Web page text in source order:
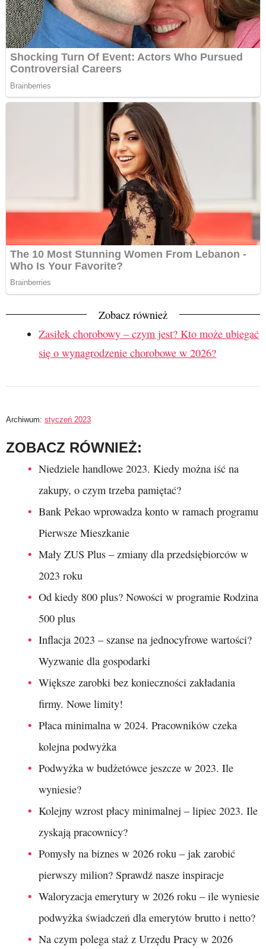
Zobacz również
Zasiłek chorobowy – czym jest? Kto może ubiegać
się o wynagrodzenie chorobowe w 2026?
Archiwum: styczeń 2023
ZOBACZ RÓWNIEŻ:
Niedziele handlowe 2023. Kiedy można iść na
zakupy, o czym trzeba pamiętać?
Bank Pekao wprowadza konto w ramach programu
Pierwsze Mieszkanie
Mały ZUS Plus – zmiany dla przedsiębiorców w
2023 roku
Od kiedy 800 plus? Nowości w programie Rodzina
500 plus
Inflacja 2023 – szanse na jednocyfrowe wartości?
Wyzwanie dla gospodarki
Większe zarobki bez konieczności zakładania
firmy. Nowe limity!
Płaca minimalna w 2024. Pracowników czeka
kolejna podwyżka
Podwyżka w budżetówce jeszcze w 2023. Ile
wyniesie?
Kolejny wzrost płacy minimalnej – lipiec 2023. Ile
zyskają pracownicy?
Pomysły na biznes w 2026 roku – jak zarobić
pierwszy milion? Sprawdź nasze inspiracje
Waloryzacja emerytury w 2026 roku – ile wyniesie
podwyżka świadczeń dla emerytów brutto i netto?
Na czym polega staż z Urzędu Pracy w 2026